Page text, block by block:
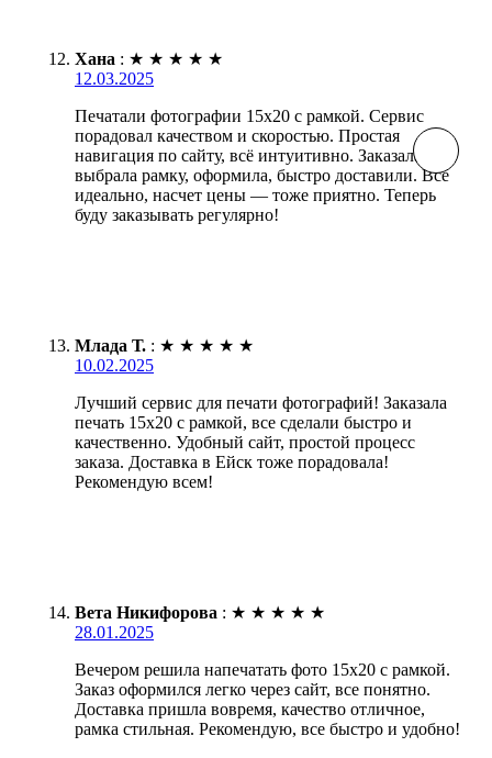
Хана : ★ ★ ★ ★ ★
12.03.2025
Печатали фотографии 15х20 с рамкой. Сервис
порадовал качеством и скоростью. Простая
навигация по сайту, всё интуитивно. Заказала,
выбрала рамку, оформила, быстро доставили. Все
идеально, насчет цены — тоже приятно. Теперь
буду заказывать регулярно!
Млада Т. : ★ ★ ★ ★ ★
10.02.2025
Лучший сервис для печати фотографий! Заказала
печать 15х20 с рамкой, все сделали быстро и
качественно. Удобный сайт, простой процесс
заказа. Доставка в Ейск тоже порадовала!
Рекомендую всем!
Вета Никифорова : ★ ★ ★ ★ ★
28.01.2025
Вечером решила напечатать фото 15х20 с рамкой.
Заказ оформился легко через сайт, все понятно.
Доставка пришла вовремя, качество отличное,
рамка стильная. Рекомендую, все быстро и удобно!